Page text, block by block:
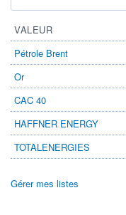
VALEUR
Pétrole Brent
Or
CAC 40
HAFFNER ENERGY
TOTALENERGIES
Gérer mes listes